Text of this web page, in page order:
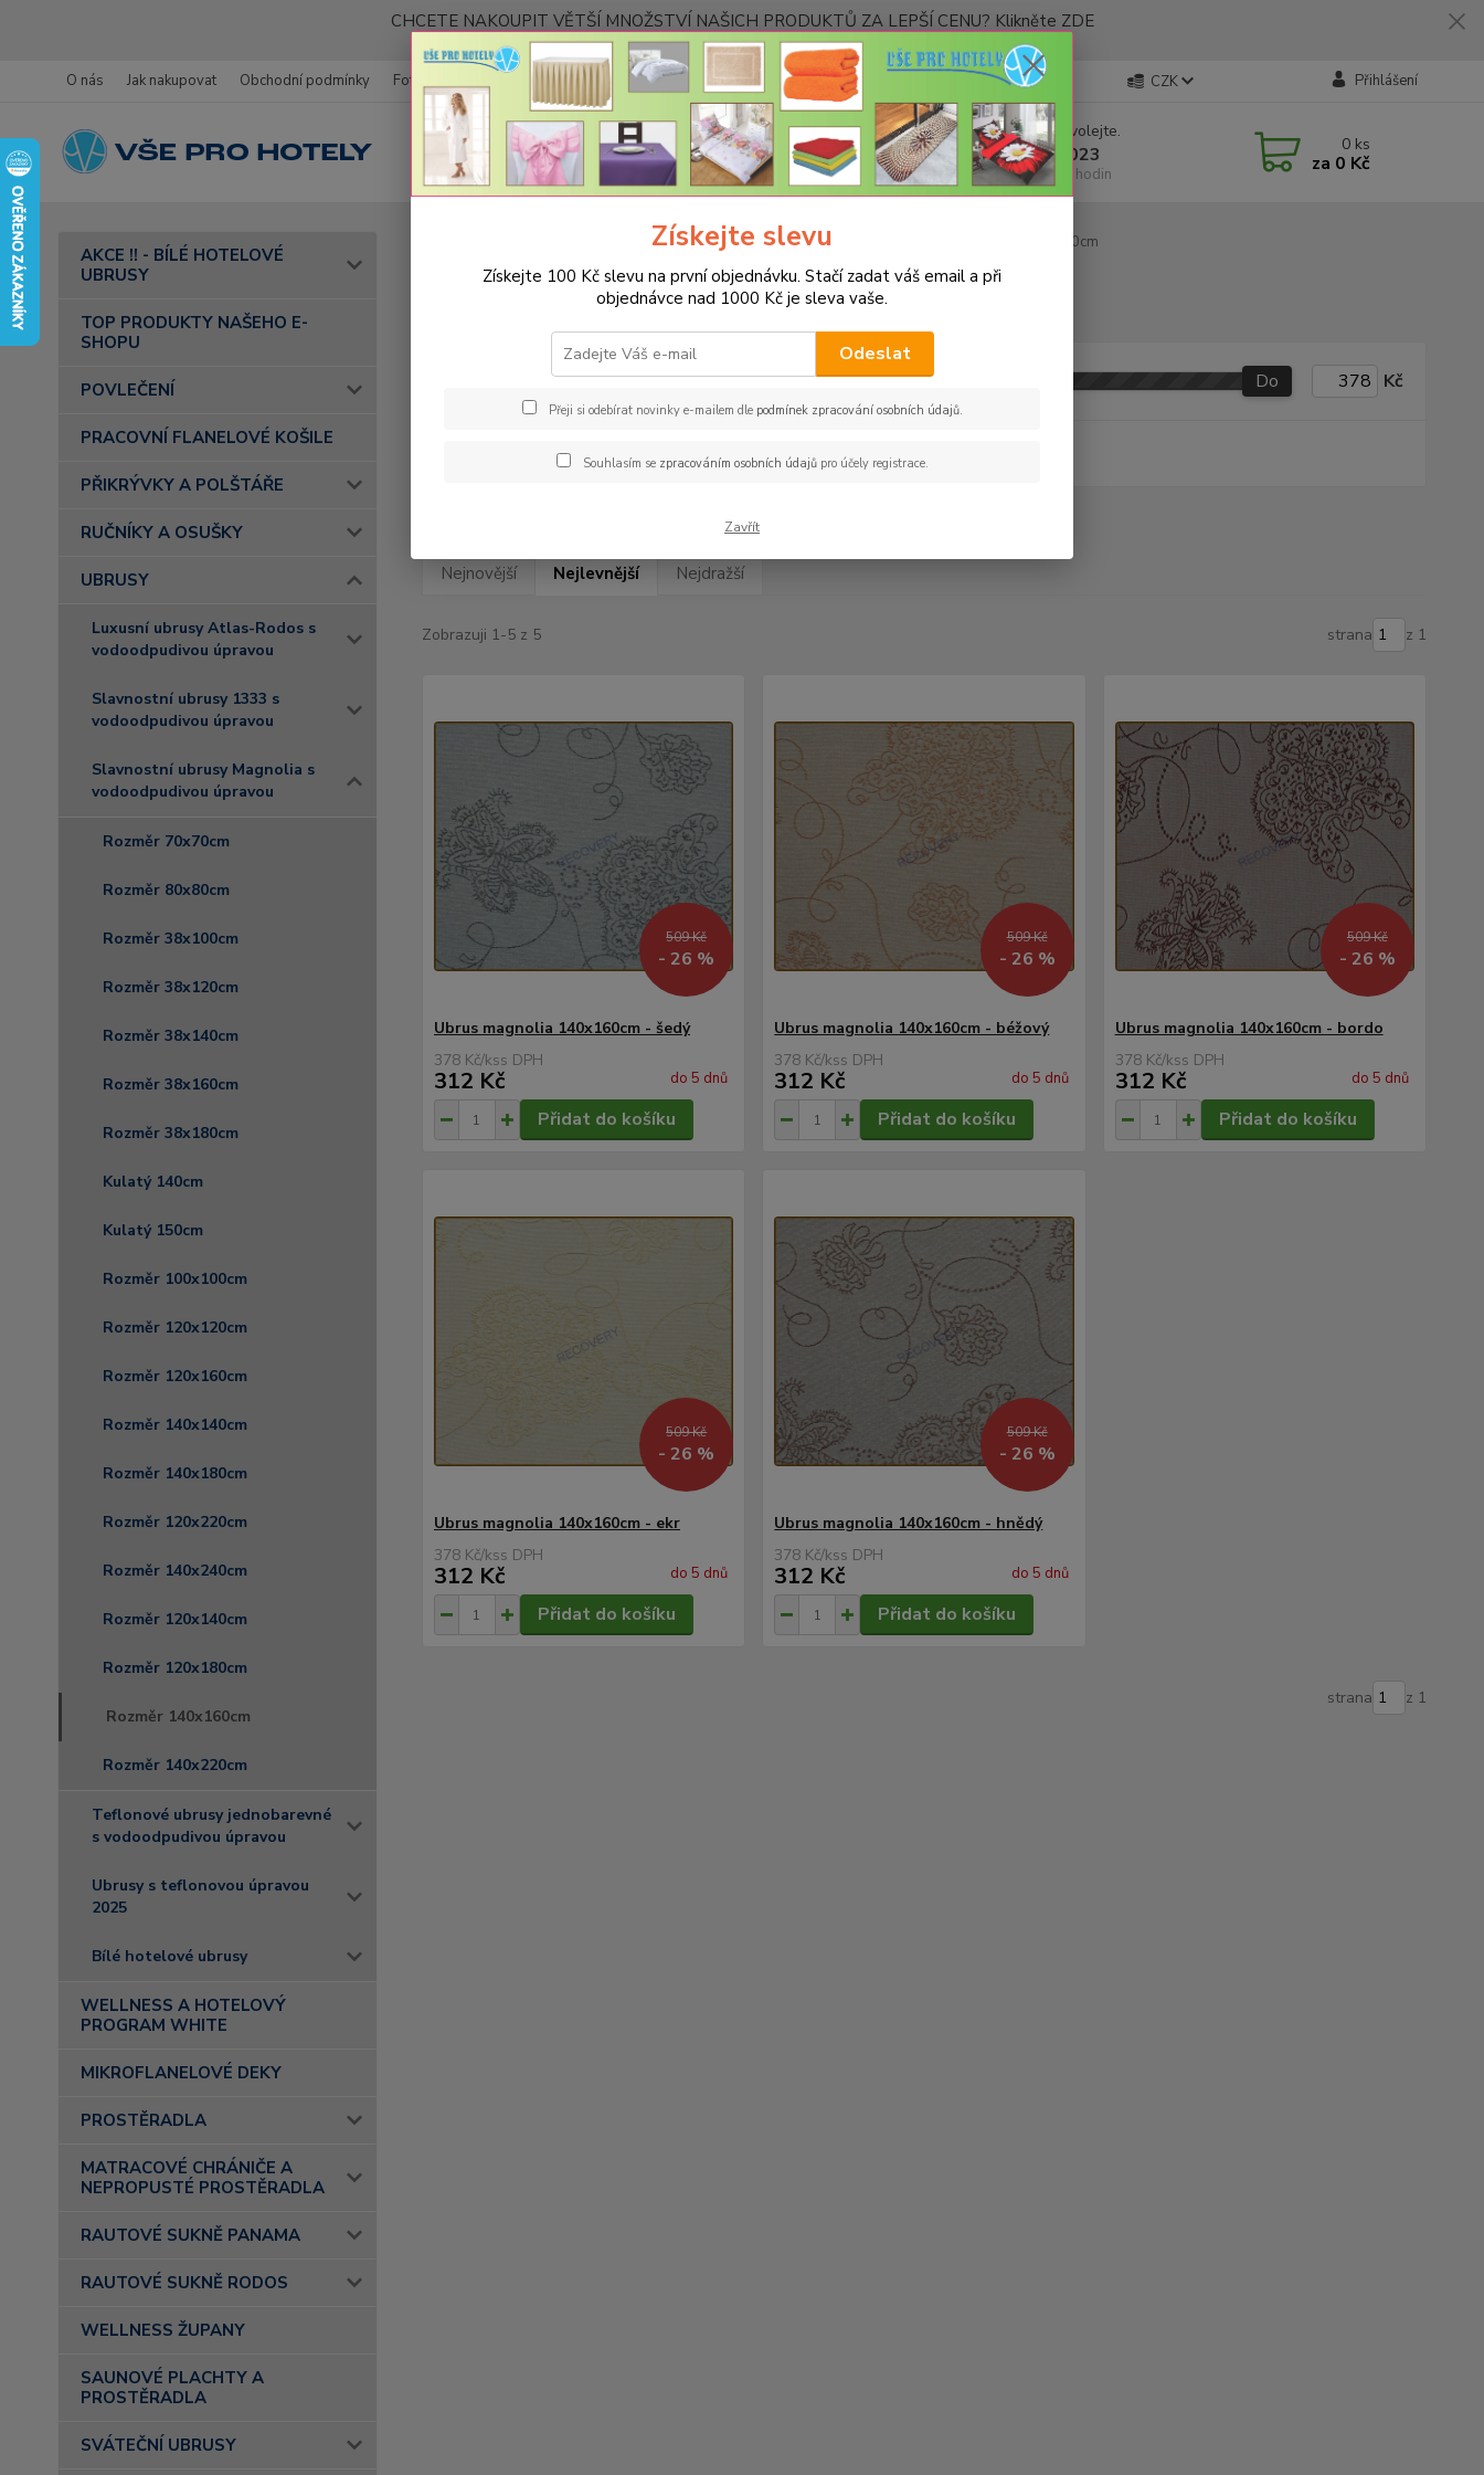
CHCETE NAKOUPIT VĚTŠÍ MNOŽSTVÍ NAŠICH PRODUKTŮ ZA LEPŠÍ CENU? Klikněte ZDE
O nás Jak nakupovat Obchodní podmínky Fotogalerie Kontakty CZK Přihlášení
Hledat
Nevíte si rady? Zavolejte.
+420 773 794 023
Pondělí-pátek 9-16 hodin
0 ks
za 0 Kč
AKCE !! - BÍLÉ HOTELOVÉ
UBRUSY
TOP PRODUKTY NAŠEHO E-
SHOPU
POVLEČENÍ
PRACOVNÍ FLANELOVÉ KOŠILE
PŘIKRÝVKY A POLŠTÁŘE
RUČNÍKY A OSUŠKY
UBRUSY
Luxusní ubrusy Atlas-Rodos s
vodoodpudivou úpravou
Slavnostní ubrusy 1333 s
vodoodpudivou úpravou
Slavnostní ubrusy Magnolia s
vodoodpudivou úpravou
Rozměr 70x70cm
Rozměr 80x80cm
Rozměr 38x100cm
Rozměr 38x120cm
Rozměr 38x140cm
Rozměr 38x160cm
Rozměr 38x180cm
Kulatý 140cm
Kulatý 150cm
Rozměr 100x100cm
Rozměr 120x120cm
Rozměr 120x160cm
Rozměr 140x140cm
Rozměr 140x180cm
Rozměr 120x220cm
Rozměr 140x240cm
Rozměr 120x140cm
Rozměr 120x180cm
Rozměr 140x160cm
Rozměr 140x220cm
Teflonové ubrusy jednobarevné
s vodoodpudivou úpravou
Ubrusy s teflonovou úpravou
2025
Bílé hotelové ubrusy
WELLNESS A HOTELOVÝ
PROGRAM WHITE
MIKROFLANELOVÉ DEKY
PROSTĚRADLA
MATRACOVÉ CHRÁNIČE A
NEPROPUSTÉ PROSTĚRADLA
RAUTOVÉ SUKNĚ PANAMA
RAUTOVÉ SUKNĚ RODOS
WELLNESS ŽUPANY
SAUNOVÉ PLACHTY A
PROSTĚRADLA
SVÁTEČNÍ UBRUSY
Slavnostní ubrusy Magnolia s vodoodpudivou úpravou Rozměr 140x160cm
Rozměr 140x160cm
Kč Od Do Kč
Novinka Akce Doprava ZDARMA
Nejnovější Nejlevnější Nejdražší
Zobrazuji 1-5 z 5 strana z 1
509 Kč
- 26 %
Ubrus magnolia 140x160cm - šedý
378 Kč/ks
312 Kč do 5 dnů
Přidat do košíku
509 Kč
- 26 %
Ubrus magnolia 140x160cm - béžový
378 Kč/ks
312 Kč do 5 dnů
Přidat do košíku
509 Kč
- 26 %
Ubrus magnolia 140x160cm - bordo
378 Kč/ks
312 Kč do 5 dnů
Přidat do košíku
509 Kč
- 26 %
Ubrus magnolia 140x160cm - ekr
378 Kč/ks
312 Kč do 5 dnů
Přidat do košíku
509 Kč
- 26 %
Ubrus magnolia 140x160cm - hnědý
378 Kč/ks
312 Kč do 5 dnů
Přidat do košíku
strana z 1
Získejte slevu
Získejte 100 Kč slevu na první objednávku. Stačí zadat váš email a při
objednávce nad 1000 Kč je sleva vaše.
Odeslat
Přeji si odebírat novinky e-mailem dle podmínek zpracování osobních údajů.
Souhlasím se zpracováním osobních údajůpro účely registrace.
Zavřít